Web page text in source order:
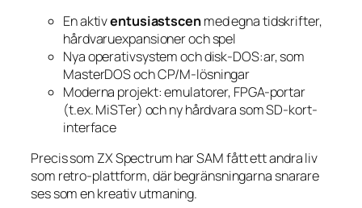
En aktiventusiastscenmed egna tidskrifter,
hårdvaru­expansioner och spel
Nya operativsystem och disk-DOS:ar, som
MasterDOS och CP/M-lösningar
Moderna projekt: emulatorer, FPGA-portar
(t.ex. MiSTer) och ny hårdvara som SD-kort-
interface
Precis som ZX Spectrum har SAM fått ett andra liv
som retro-plattform, där begränsningarna snarare
ses som en kreativ utmaning.